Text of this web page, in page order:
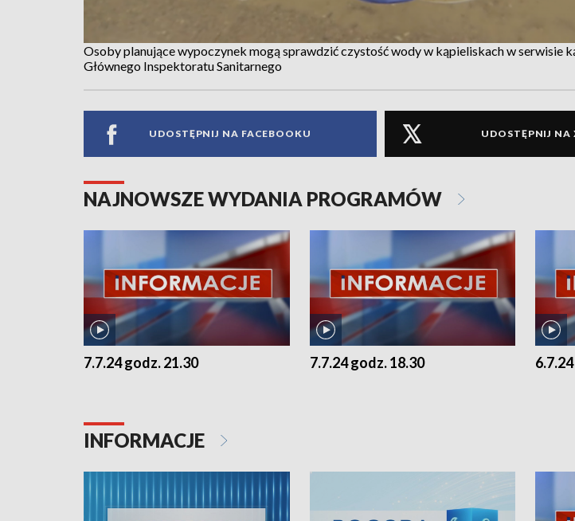
Osoby planujące wypoczynek mogą sprawdzić czystość wody w kąpieliskach w serwisie
Głównego Inspektoratu Sanitarnego
UDOSTĘPNIJ NA FACEBOOKU UDOSTĘPNIJ NA
NAJNOWSZE WYDANIA PROGRAMÓW
7.7.24 godz. 21.30 7.7.24 godz. 18.30
INFORMACJE